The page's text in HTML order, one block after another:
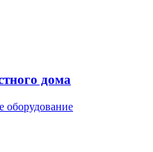
дома
оборудование